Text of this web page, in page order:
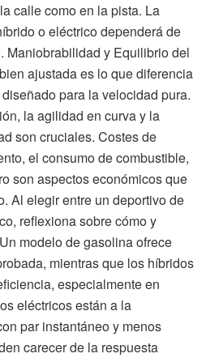
calle como en la pista. La
o eléctrico dependerá de
Maniobrabilidad y Equilibrio del
ajustada es lo que diferencia
para la velocidad pura.
la agilidad en curva y la
son cruciales. Costes de
el consumo de combustible,
son aspectos económicos que
Al elegir entre un deportivo de
reflexiona sobre cómo y
modelo de gasolina ofrece
mientras que los híbridos
especialmente en
eléctricos están a la
par instantáneo y menos
carecer de la respuesta